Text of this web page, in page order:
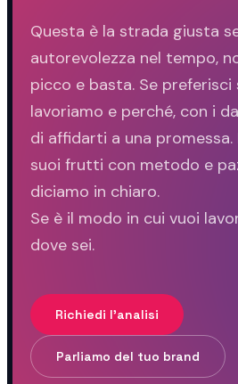
Questa è la strada giusta
autorevolezza nel tempo,
picco e basta. Se preferisci
lavoriamo e perché, con i
di affidarti a una promessa.
suoi frutti con metodo e
diciamo in chiaro.
Se è il modo in cui vuoi
dove sei.
Richiedi l'analisi
Parliamo del tuo brand